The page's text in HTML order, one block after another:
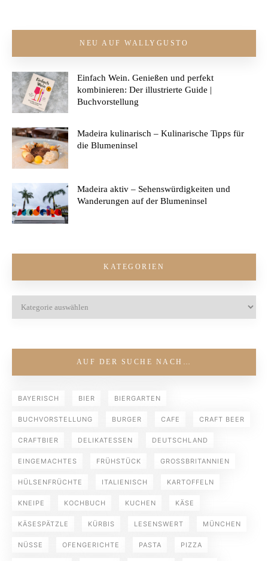
NEU AUF WALLYGUSTO
Einfach Wein. Genießen und perfekt
kombinieren: Der illustrierte Guide |
Buchvorstellung
Madeira kulinarisch – Kulinarische Tipps für
die Blumeninsel
Madeira aktiv – Sehenswürdigkeiten und
Wanderungen auf der Blumeninsel
KATEGORIEN
AUF DER SUCHE NACH…
BAYERISCH BIER BIERGARTEN
BUCHVORSTELLUNG BURGER CAFE CRAFT BEER
CRAFTBIER DELIKATESSEN DEUTSCHLAND
EINGEMACHTES FRÜHSTÜCK GROSSBRITANNIEN
HÜLSENFRÜCHTE ITALIENISCH KARTOFFELN
KNEIPE KOCHBUCH KUCHEN KÄSE
KÄSESPÄTZLE KÜRBIS LESENSWERT MÜNCHEN
NÜSSE OFENGERICHTE PASTA PIZZA